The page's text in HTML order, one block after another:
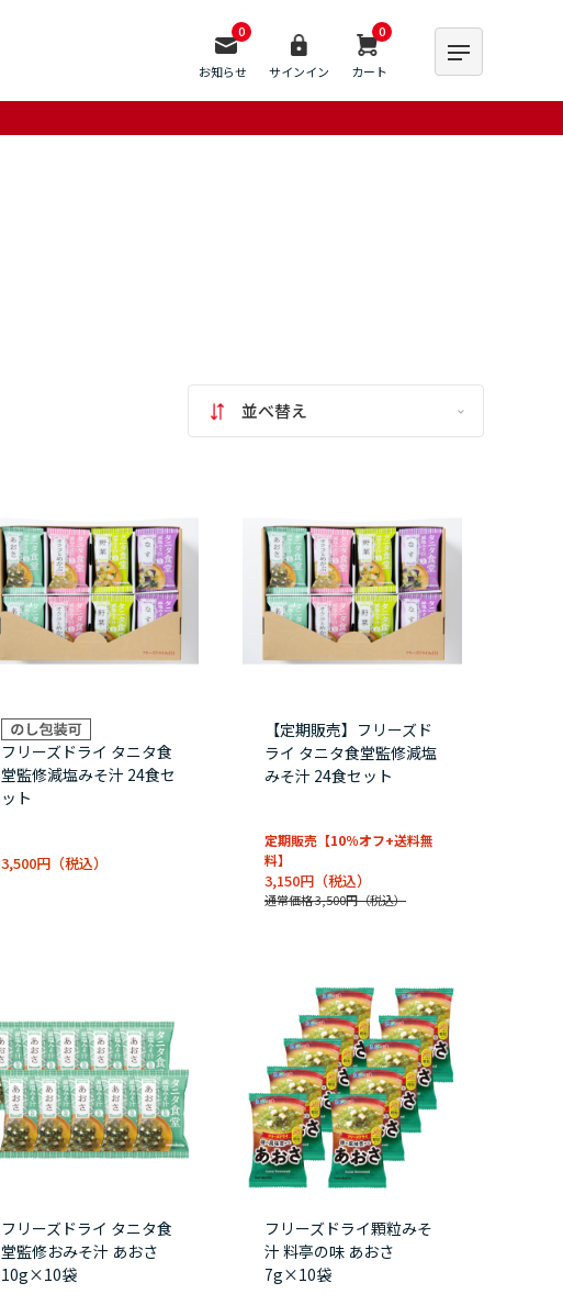
0
お知らせ サインイン
0
カート
並べ替え
フリーズドライ タニタ食
堂監修減塩みそ汁 24食セ
ット
3,500円
【定期販売】フリーズド
ライ タニタ食堂監修減塩
みそ汁 24食セット
定期販売【10％オフ+送料無
料】
3,150円
通常価格 3,500円
フリーズドライ タニタ食
堂監修おみそ汁 あおさ
10g×10袋
フリーズドライ顆粒みそ
汁 料亭の味 あおさ
7g×10袋